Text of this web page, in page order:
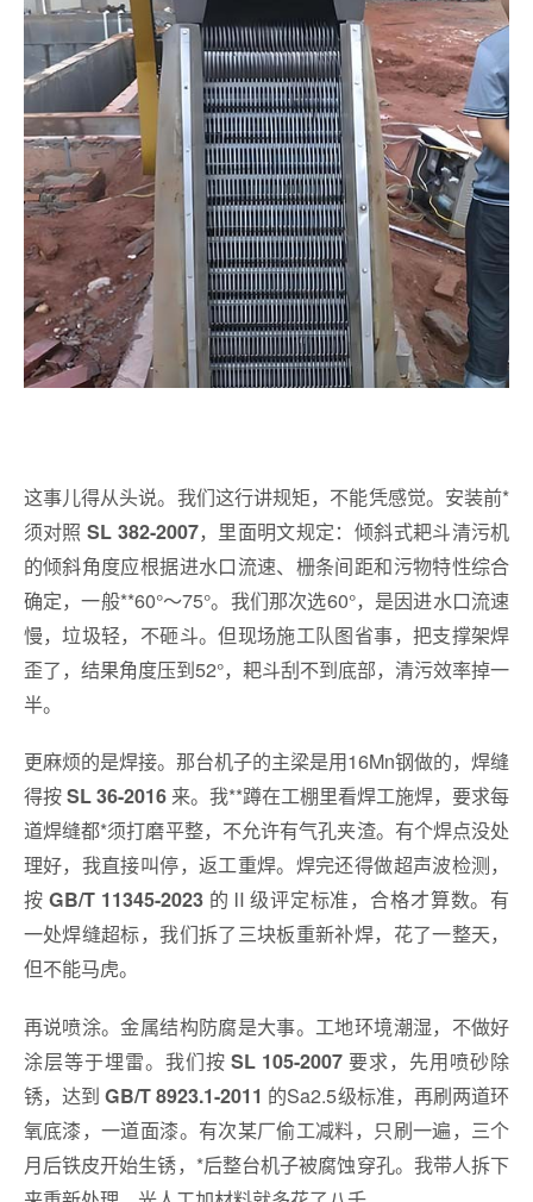
这事儿得从头说。我们这行讲规矩，不能凭感觉。安装前*
须对照SL 382-2007，里面明文规定：倾斜式耙斗清污机
的倾斜角度应根据进水口流速、栅条间距和污物特性综合
确定，一般**60°～75°。我们那次选60°，是因进水口流速
慢，垃圾轻，不砸斗。但现场施工队图省事，把支撑架焊
歪了，结果角度压到52°，耙斗刮不到底部，清污效率掉一
半。
更麻烦的是焊接。那台机子的主梁是用16Mn钢做的，焊缝
得按SL 36-2016来。我**蹲在工棚里看焊工施焊，要求每
道焊缝都*须打磨平整，不允许有气孔夹渣。有个焊点没处
理好，我直接叫停，返工重焊。焊完还得做超声波检测，
按GB/T 11345-2023 的Ⅱ级评定标准，合格才算数。有
一处焊缝超标，我们拆了三块板重新补焊，花了一整天，
但不能马虎。
再说喷涂。金属结构防腐是大事。工地环境潮湿，不做好
涂层等于埋雷。我们按SL 105-2007 要求，先用喷砂除
锈，达到GB/T 8923.1-2011 的Sa2.5级标准，再刷两道环
氧底漆，一道面漆。有次某厂偷工减料，只刷一遍，三个
月后铁皮开始生锈，*后整台机子被腐蚀穿孔。我带人拆下